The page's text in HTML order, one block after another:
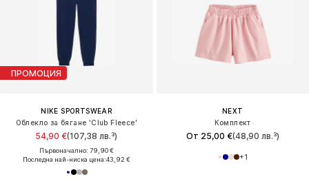
ПРОМОЦИЯ
NIKE SPORTSWEAR
Облекло за бягане 'Club Fleece'
54,90 €(107,38 лв.³)
Първоначално: 79,90 €
Последна най-ниска цена:43,92 €
NEXT
Комплект
От 25,00 €(48,90 лв.³)
+1